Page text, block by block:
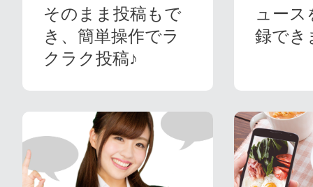
そのまま投稿もで
き、簡単操作でラ
クラク投稿♪
ュー
録でき